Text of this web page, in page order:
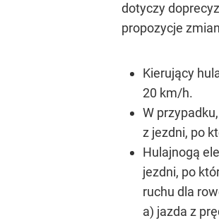
dotyczy
propozycje
Kierujący
20 km/h.
W
z jezdni, po
Hulajnogą
jezdni, po
ruchu dla
a) jazda z